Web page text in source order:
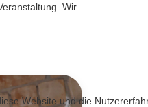
Wir
Website und die